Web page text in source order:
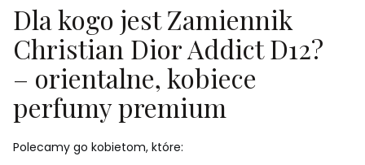
Dla kogo jest Zamiennik
Christian Dior Addict D12?
– orientalne, kobiece
perfumy premium
Polecamy go kobietom, które: